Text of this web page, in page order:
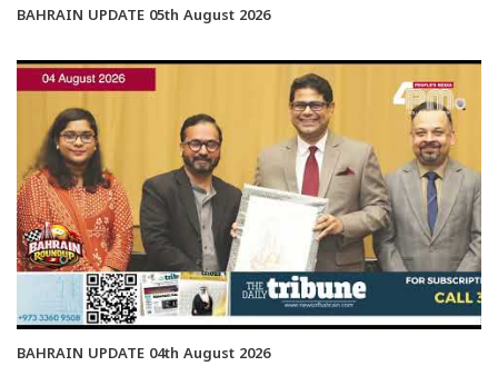
BAHRAIN UPDATE 05th August 2026
BAHRAIN UPDATE 04th August 2026